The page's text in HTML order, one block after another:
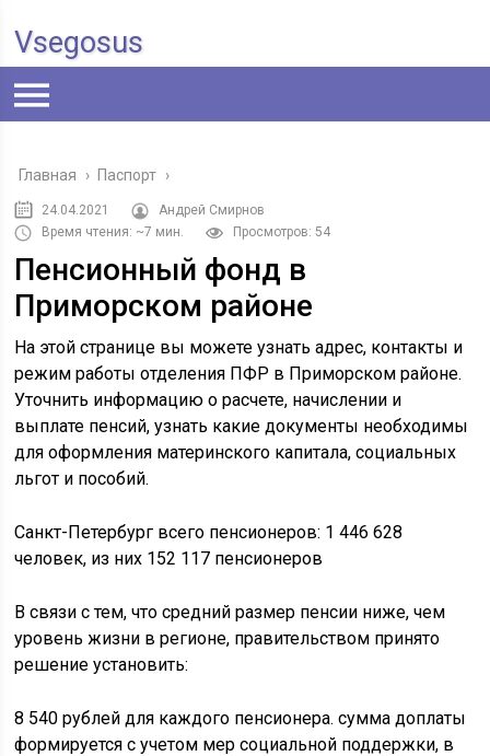
Vsegosus
Главная › Паспорт ›
24.04.2021
Андрей Смирнов
Время чтения: ~7 мин.
Просмотров: 54
Пенсионный фонд в
Приморском районе
На этой странице вы можете узнать адрес, контакты и
режим работы отделения ПФР в Приморском районе.
Уточнить информацию о расчете, начислении и
выплате пенсий, узнать какие документы необходимы
для оформления материнского капитала, социальных
льгот и пособий.
Санкт-Петербург всего пенсионеров: 1 446 628
человек, из них 152 117 пенсионеров
В связи с тем, что средний размер пенсии ниже, чем
уровень жизни в регионе, правительством принято
решение установить:
8 540 рублей для каждого пенсионера. сумма доплаты
формируется с учетом мер социальной поддержки, в